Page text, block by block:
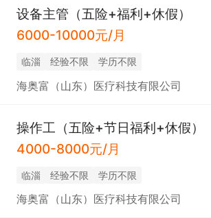
设备主管（五险+福利+休假）
6000-10000元/月
临淄 经验不限 学历不限
海奥富（山东）医疗科技有限公司
操作工（五险+节日福利+休假）
4000-8000元/月
临淄 经验不限 学历不限
海奥富（山东）医疗科技有限公司